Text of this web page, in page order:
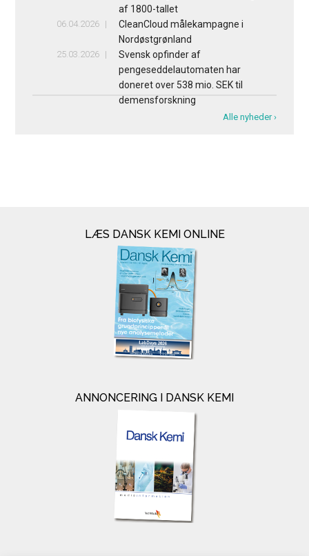
af 1800-tallet
06.04.2026
CleanCloud målekampagne i
Nordøstgrønland
25.03.2026
Svensk opfinder af
pengeseddelautomaten har
doneret over 538 mio. SEK til
demensforskning
Alle nyheder ›
LÆS DANSK KEMI ONLINE
ANNONCERING I DANSK KEMI